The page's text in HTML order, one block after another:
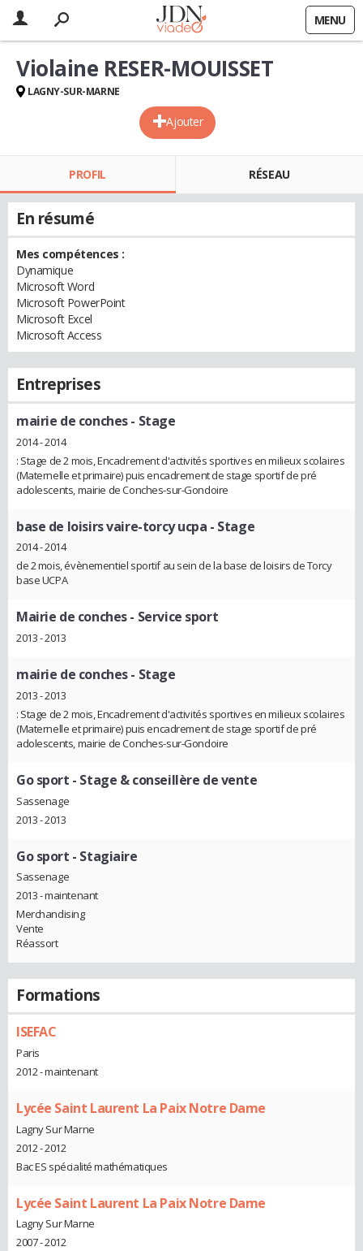
MENU
Ajouter
Violaine RESER-MOUISSET
LAGNY-SUR-MARNE
PROFIL RÉSEAU
En résumé
Mes compétences :
Dynamique
Microsoft Word
Microsoft PowerPoint
Microsoft Excel
Microsoft Access
Entreprises
mairie de conches- Stage
2014 - 2014
: Stage de 2 mois, Encadrement d'activités sportives en milieux scolaires
(Maternelle et primaire) puis encadrement de stage sportif de pré
adolescents, mairie de Conches-sur-Gondoire
base de loisirs vaire-torcy ucpa - Stage
2014 - 2014
de 2 mois, évènementiel sportif au sein de la base de loisirs de Torcy
base UCPA
Mairie de conches- Service sport
2013 - 2013
mairie de conches- Stage
2013 - 2013
: Stage de 2 mois, Encadrement d'activités sportives en milieux scolaires
(Maternelle et primaire) puis encadrement de stage sportif de pré
adolescents, mairie de Conches-sur-Gondoire
Go sport - Stage & conseillère de vente
Sassenage
2013 - 2013
Go sport - Stagiaire
Sassenage
2013 - maintenant
Merchandising
Vente
Réassort
Formations
ISEFAC
Paris
2012 - maintenant
Lycée Saint Laurent La Paix Notre Dame
Lagny Sur Marne
2012 - 2012
Bac ES spécialité mathématiques
Lycée Saint Laurent La Paix Notre Dame
Lagny Sur Marne
2007 - 2012